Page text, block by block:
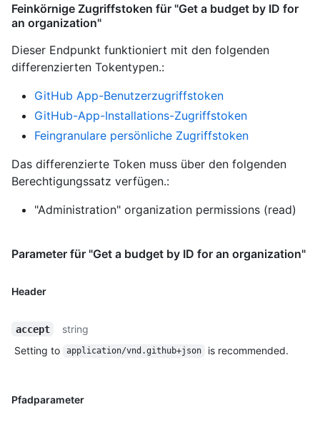
Feinkörnige Zugriffstoken für "Get a budget by ID for
an organization"
Dieser Endpunkt funktioniert mit den folgenden
differenzierten Tokentypen.:
GitHub App-Benutzerzugriffstoken
GitHub-App-Installations-Zugriffstoken
Feingranulare persönliche Zugriffstoken
Das differenzierte Token muss über den folgenden
Berechtigungssatz verfügen.:
"Administration" organization permissions (read)
Parameter für "Get a budget by ID for an organization"
Header
accept
string
Setting to
application/vnd.github+json is recommended.
Pfadparameter